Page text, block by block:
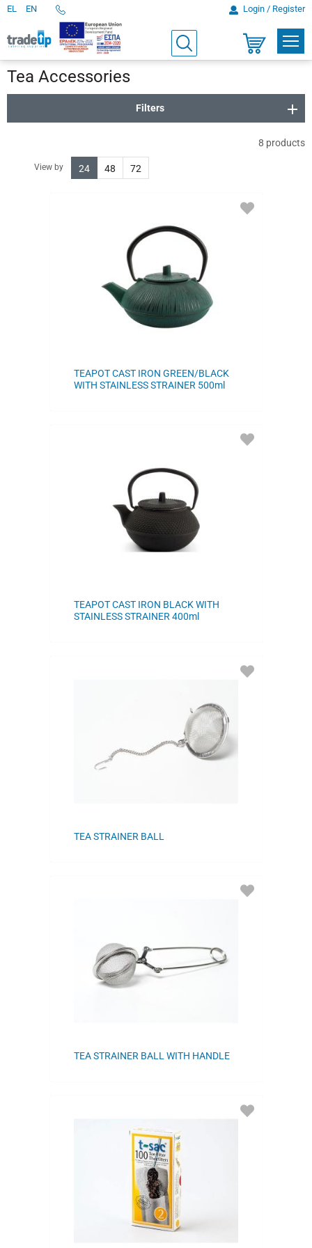
EL EN Login / Register
Search
Orders
Shopping
cart
Tea Accessories
Filters
8 products
View by 24 48 72
TEAPOT CAST IRON GREEN/BLACK
WITH STAINLESS STRAINER 500ml
ADD
TEAPOT CAST IRON BLACK WITH
STAINLESS STRAINER 400ml
ADD
TEA STRAINER BALL
ADD
TEA STRAINER BALL WITH HANDLE
ADD
ADD